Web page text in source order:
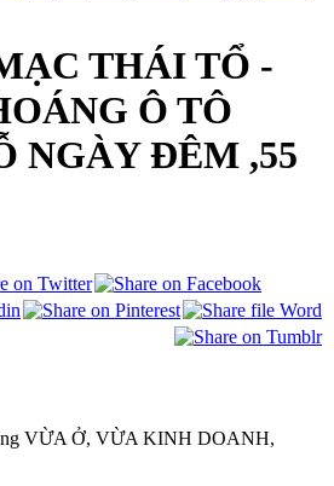
THÁI TỔ -
Ô TÔ
NGÀY ĐÊM ,55
VỪA Ở, VỪA KINH DOANH,